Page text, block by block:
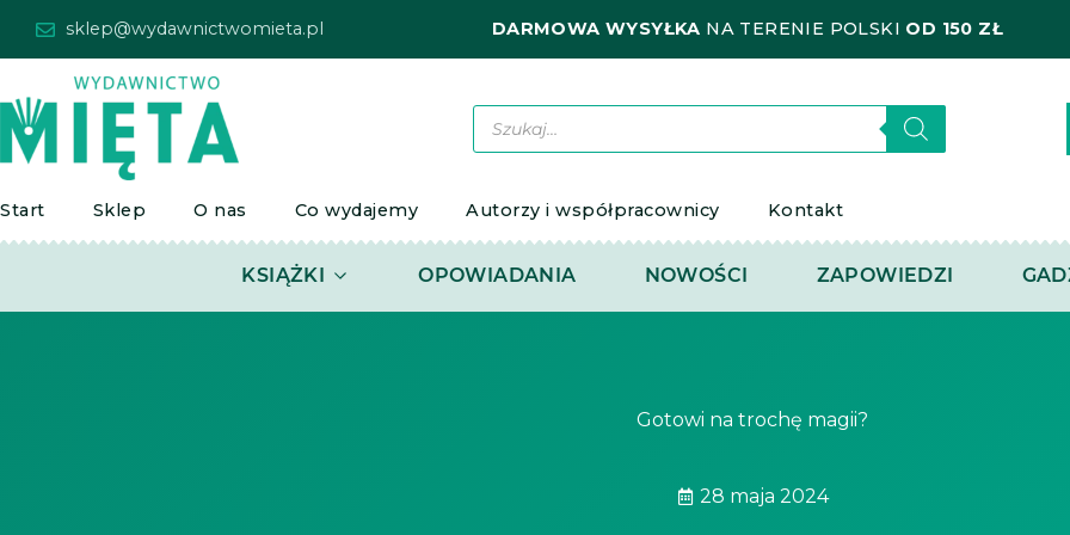
sklep@wydawnictwomieta.pl DARMOWA WYSYŁKA NA TERENIE POLSKI OD 150 ZŁ
Wyszukiwarka
produktów
Start Sklep O nas Co wydajemy Autorzy i współpracownicy Kontakt
KSIĄŻKI OPEN KSIĄŻKIOPOWIADANIA NOWOŚCI ZAPOWIEDZI
Gotowi na trochę magii?
28 maja 2024